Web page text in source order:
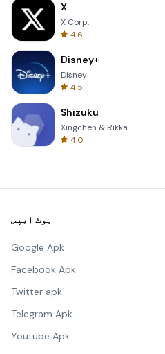
X
X Corp.
4.6
Disney+
Disney
4.5
Shizuku
Xingchen & Rikka
4.0
ہوٹ ایپس
Google Apk
Facebook Apk
Twitter apk
Telegram Apk
Youtube Apk